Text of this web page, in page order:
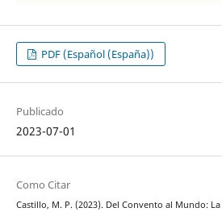
PDF (Español (España))
Publicado
2023-07-01
Como Citar
Castillo, M. P. (2023). Del Convento al Mundo: